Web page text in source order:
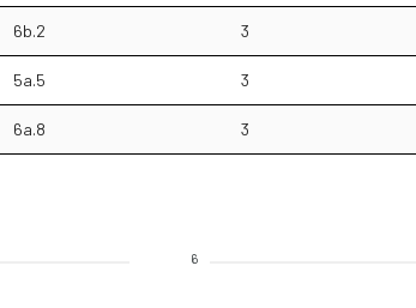
6b.2 3
5a.5 3
6a.8 3
6